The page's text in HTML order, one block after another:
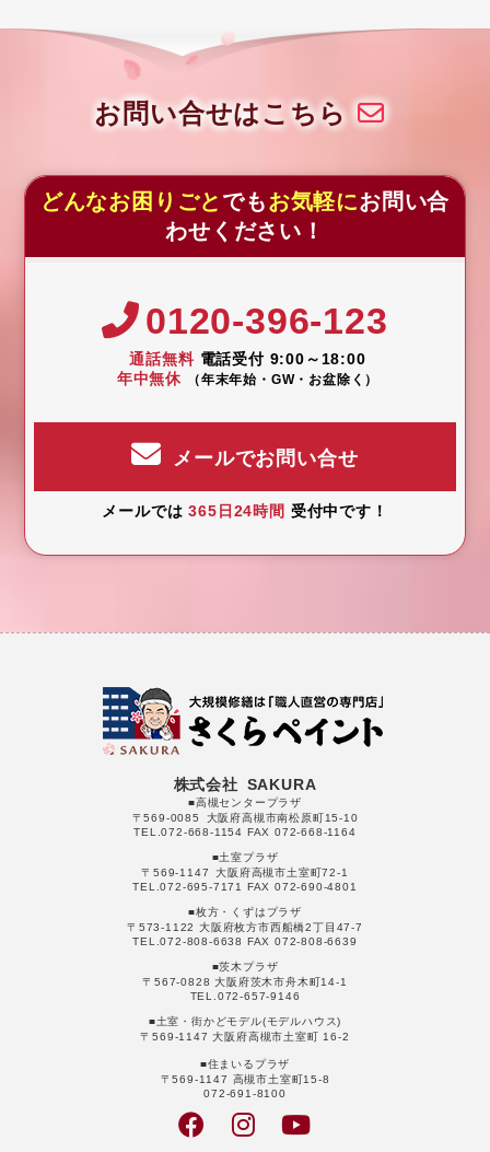
お問い合せはこちら
どんなお困りごと でもお気軽にお問い合
わせください！
0120-396-123
通話無料 電話受付 9:00～18:00
年中無休
（年末年始・GW・お盆除く）
メールでお問い合せ
メールでは 365日24時間 受付中です！
株式会社 SAKURA
■高槻センタープラザ
〒569-0085 大阪府高槻市南松原町15-10
TEL.072-668-1154 FAX 072-668-1164
■土室プラザ
〒569-1147 大阪府高槻市土室町72-1
TEL.072-695-7171 FAX 072-690-4801
■枚方・くずはプラザ
〒573-1122 大阪府枚方市西船橋2丁目47-7
TEL.072-808-6638 FAX 072-808-6639
■茨木プラザ
〒567-0828 大阪府茨木市舟木町14-1
TEL.072-657-9146
■土室・街かどモデル(モデルハウス)
〒569-1147 大阪府高槻市土室町 16-2
■住まいるプラザ
〒569-1147 高槻市土室町15-8
072-691-8100